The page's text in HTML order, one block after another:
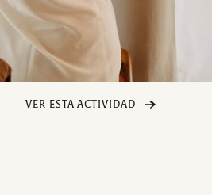
VER ESTA ACTIVIDAD